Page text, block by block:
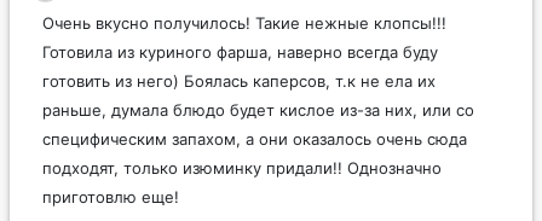
Очень вкусно получилось! Такие нежные клопсы!!!
Готовила из куриного фарша, наверно всегда буду
готовить из него) Боялась каперсов, т.к не ела их
раньше, думала блюдо будет кислое из-за них, или со
специфическим запахом, а они оказалось очень сюда
подходят, только изюминку придали!! Однозначно
приготовлю еще!